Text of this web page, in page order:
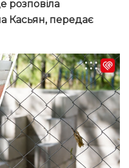
розповіла
Касьян, передає